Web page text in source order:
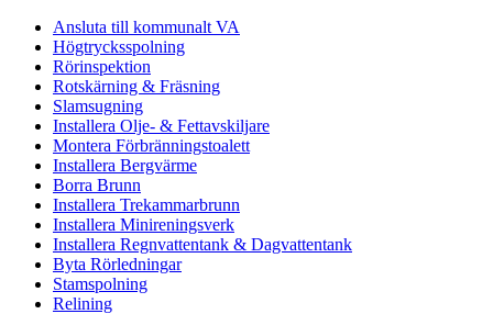
Ansluta till kommunalt VA
Högtrycksspolning
Rörinspektion
Rotskärning & Fräsning
Slamsugning
Installera Olje- & Fettavskiljare
Montera Förbränningstoalett
Installera Bergvärme
Borra Brunn
Installera Trekammarbrunn
Installera Minireningsverk
Installera Regnvattentank & Dagvattentank
Byta Rörledningar
Stamspolning
Relining